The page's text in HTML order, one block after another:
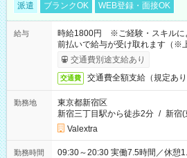
派遣 ブランクOK WEB登録・面接OK
給与
時給1800円 ※ご経験・スキルに
前払いで給与が受け取れます（※
交通費別途支給あり
交通費 交通費全額支給（規定あり
勤務地
東京都新宿区
新宿三丁目駅から徒歩2分 / 新宿(
Valextra
勤務時間
09:30～20:30 実働7.5時間／休憩1.5時間 営業時間に合わせた